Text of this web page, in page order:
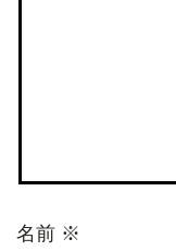
名前 ※